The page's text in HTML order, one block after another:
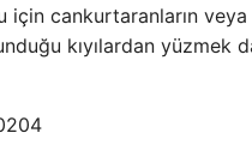
için cankurtaranların
kıyılardan yüzmek